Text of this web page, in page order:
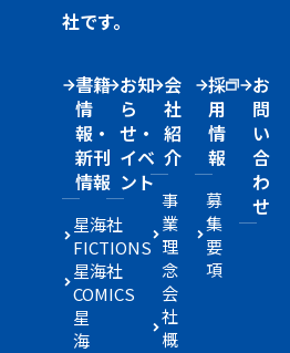
社です。
書籍
情
報・
新刊
情報
星海社
FICTIONS
星海社
COMICS
星
海
お知
ら
せ・
イベ
ント
会
社
紹
介
事
業
理
念
会
社
概
採
用
情
報
募
集
要
項
お
問
い
合
わ
せ